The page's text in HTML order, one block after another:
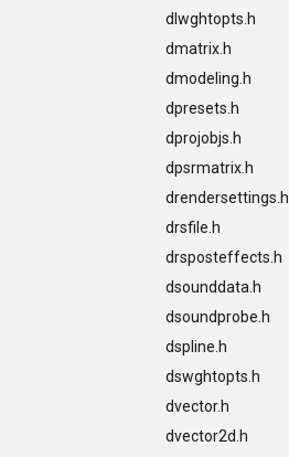
dlwghtopts.h
dmatrix.h
dmodeling.h
dpresets.h
dprojobjs.h
dpsrmatrix.h
drendersettings.h
drsfile.h
drsposteffects.h
dsounddata.h
dsoundprobe.h
dspline.h
dswghtopts.h
dvector.h
dvector2d.h